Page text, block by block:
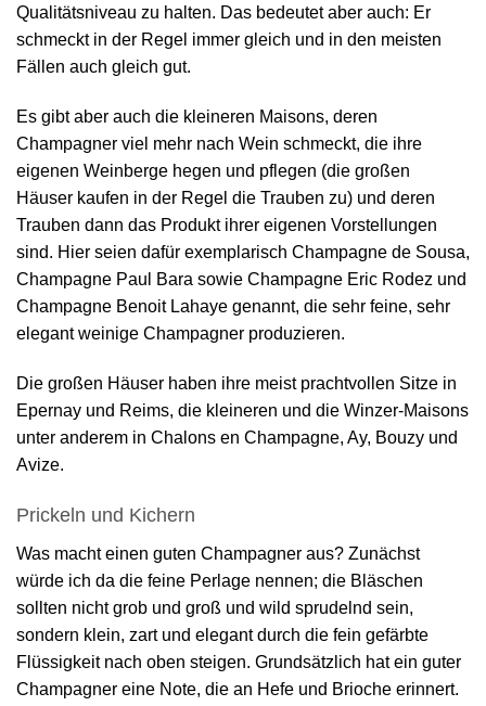
Qualitätsniveau zu halten. Das bedeutet aber auch: Er
schmeckt in der Regel immer gleich und in den meisten
Fällen auch gleich gut.
Es gibt aber auch die kleineren Maisons, deren
Champagner viel mehr nach Wein schmeckt, die ihre
eigenen Weinberge hegen und pflegen (die großen
Häuser kaufen in der Regel die Trauben zu) und deren
Trauben dann das Produkt ihrer eigenen Vorstellungen
sind. Hier seien dafür exemplarisch Champagne de Sousa,
Champagne Paul Bara sowie Champagne Eric Rodez und
Champagne Benoit Lahaye genannt, die sehr feine, sehr
elegant weinige Champagner produzieren.
Die großen Häuser haben ihre meist prachtvollen Sitze in
Epernay und Reims, die kleineren und die Winzer-Maisons
unter anderem in Chalons en Champagne, Ay, Bouzy und
Avize.
Prickeln und Kichern
Was macht einen guten Champagner aus? Zunächst
würde ich da die feine Perlage nennen; die Bläschen
sollten nicht grob und groß und wild sprudelnd sein,
sondern klein, zart und elegant durch die fein gefärbte
Flüssigkeit nach oben steigen. Grundsätzlich hat ein guter
Champagner eine Note, die an Hefe und Brioche erinnert.